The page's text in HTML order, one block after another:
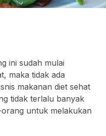
ini sudah mulai
maka tidak ada
makanan diet sehat
tidak terlalu banyak
untuk melakukan